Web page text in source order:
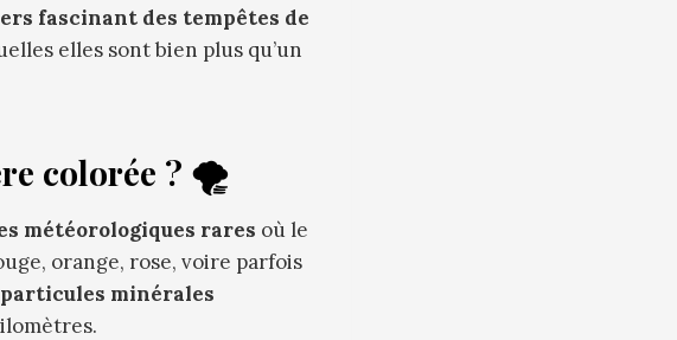
fascinant des tempêtes de
elles sont bien plus qu’un
colorée ? 🌪️
météorologiques rares où le
orange, rose, voire parfois
particules minérales